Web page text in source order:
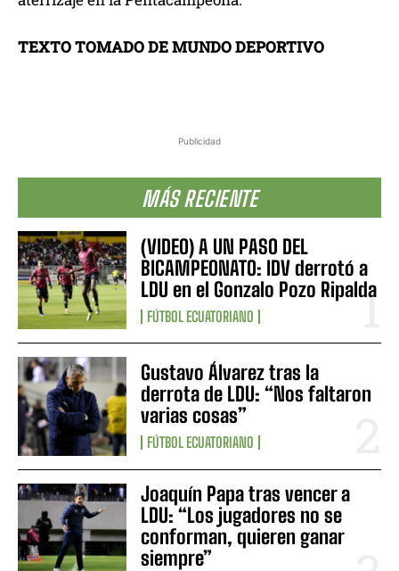
Publicidad
MÁS RECIENTE
(VIDEO) A UN PASO DEL
BICAMPEONATO: IDV derrotó a
LDU en el Gonzalo Pozo Ripalda
FÚTBOL ECUATORIANO
Gustavo Álvarez tras la
derrota de LDU: “Nos faltaron
varias cosas”
FÚTBOL ECUATORIANO
Joaquín Papa tras vencer a
LDU: “Los jugadores no se
conforman, quieren ganar
siempre”
TEXTO TOMADO DE MUNDO DEPORTIVO